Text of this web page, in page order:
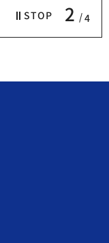
STOP 2 4